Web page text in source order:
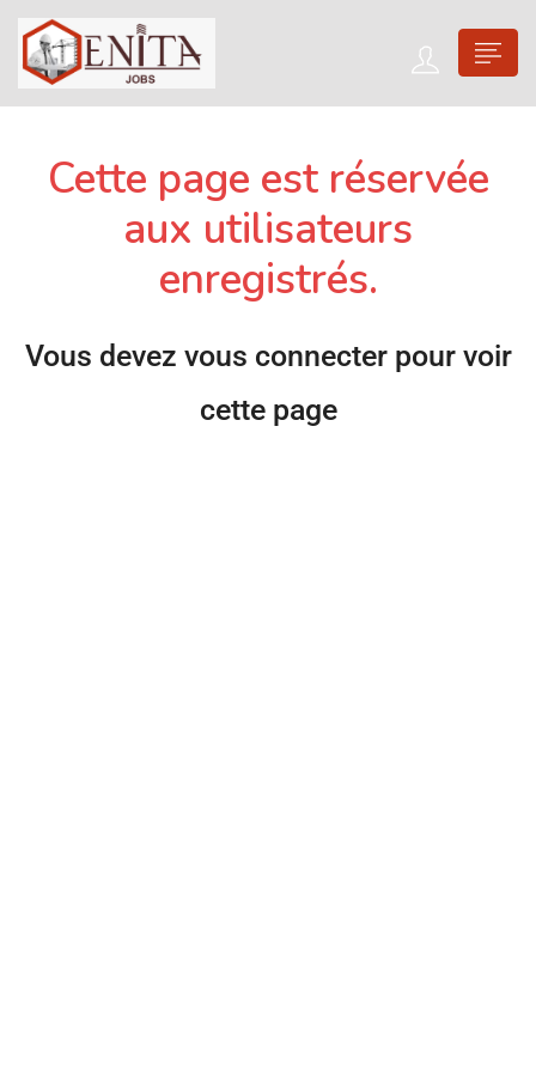
Cette page est réservée
aux utilisateurs
enregistrés.
Vous devez vous connecter pour voir
cette page